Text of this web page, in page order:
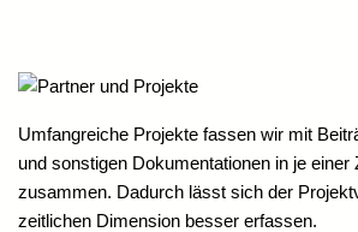
Umfangreiche Projekte fassen wir mit
und sonstigen Dokumentationen in je einer
zusammen. Dadurch lässt sich der
zeitlichen Dimension besser erfassen.